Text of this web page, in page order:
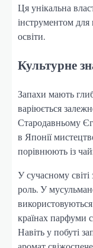
Ця унікальна
інструментом для
освіти.
Культурне
Запахи мають
варіюється
Стародавньому
в Японії
порівнюють із
У сучасному
роль. У
країнах парфуми
Навіть у побуті